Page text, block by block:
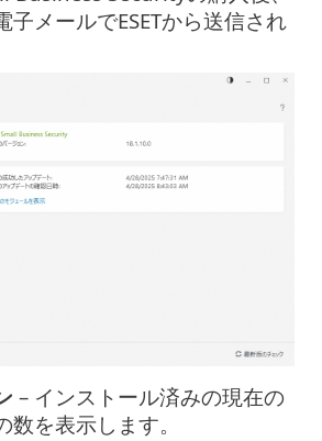
子メールでESETから送信され
– インストール済みの現在の
を表示します。